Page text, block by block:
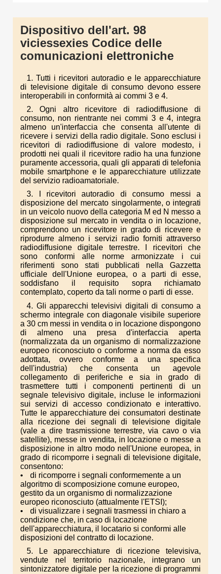
Dispositivo dell'art. 98
viciessexies Codice delle
comunicazioni elettroniche
1. Tutti i ricevitori autoradio e le apparecchiature
di televisione digitale di consumo devono essere
interoperabili in conformità ai commi 3 e 4.
2. Ogni altro ricevitore di radiodiffusione di
consumo, non rientrante nei commi 3 e 4, integra
almeno un'interfaccia che consenta all'utente di
ricevere i servizi della radio digitale. Sono esclusi i
ricevitori di radiodiffusione di valore modesto, i
prodotti nei quali il ricevitore radio ha una funzione
puramente accessoria, quali gli apparati di telefonia
mobile smartphone e le apparecchiature utilizzate
del servizio radioamatoriale.
3. I ricevitori autoradio di consumo messi a
disposizione del mercato singolarmente, o integrati
in un veicolo nuovo della categoria M ed N messo a
disposizione sul mercato in vendita o in locazione,
comprendono un ricevitore in grado di ricevere e
riprodurre almeno i servizi radio forniti attraverso
radiodiffusione digitale terrestre. I ricevitori che
sono conformi alle norme armonizzate i cui
riferimenti sono stati pubblicati nella Gazzetta
ufficiale dell'Unione europea, o a parti di esse,
soddisfano il requisito sopra richiamato
contemplato, coperto da tali norme o parti di esse.
4. Gli apparecchi televisivi digitali di consumo a
schermo integrale con diagonale visibile superiore
a 30 cm messi in vendita o in locazione dispongono
di almeno una presa d'interfaccia aperta
(normalizzata da un organismo di normalizzazione
europeo riconosciuto o conforme a norma da esso
adottata, ovvero conforme a una specifica
dell'industria) che consenta un agevole
collegamento di periferiche e sia in grado di
trasmettere tutti i componenti pertinenti di un
segnale televisivo digitale, incluse le informazioni
sui servizi di accesso condizionato e interattivo.
Tutte le apparecchiature dei consumatori destinate
alla ricezione dei segnali di televisione digitale
(vale a dire trasmissione terrestre, via cavo o via
satellite), messe in vendita, in locazione o messe a
disposizione in altro modo nell'Unione europea, in
grado di ricomporre i segnali di televisione digitale,
consentono:
di ricomporre i segnali conformemente a un
algoritmo di scomposizione comune europeo,
gestito da un organismo di normalizzazione
europeo riconosciuto (attualmente l'ETSI);
di visualizzare i segnali trasmessi in chiaro a
condizione che, in caso di locazione
dell'apparecchiatura, il locatario si conformi alle
disposizioni del contratto di locazione.
5. Le apparecchiature di ricezione televisiva,
vendute nel territorio nazionale, integrano un
sintonizzatore digitale per la ricezione di programmi